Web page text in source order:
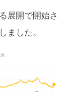
展開で開始さ
ました。